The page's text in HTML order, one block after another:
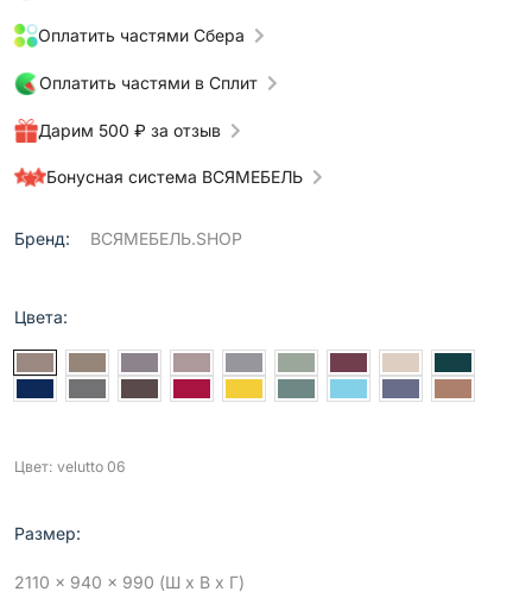
Оплатить частями Сбера
Оплатить частями в Сплит
Дарим 500 ₽ за отзыв
Бонусная система ВСЯМЕБЕЛЬ
Бренд: ВСЯМЕБЕЛЬ.SHOP
Цвета:
Цвет: velutto 06
Размер:
2110 x 940 x 990 (Ш x В x Г)